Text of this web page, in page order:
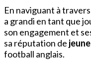
En naviguant à
a grandi en tant que
son engagement et
sa réputation de
football anglais.